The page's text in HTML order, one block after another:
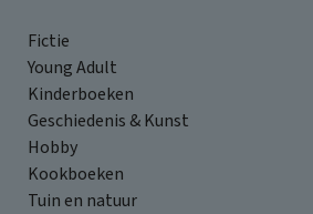
Fictie
Young Adult
Kinderboeken
Geschiedenis & Kunst
Hobby
Kookboeken
Tuin en natuur